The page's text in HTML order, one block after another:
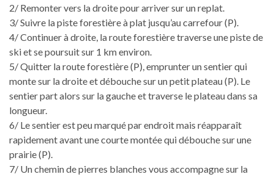
2/ Remonter vers la droite pour arriver sur un replat.
3/ Suivre la piste forestière à plat jusqu’au carrefour (P).
4/ Continuer à droite, la route forestière traverse une piste de
ski et se poursuit sur 1 km environ.
5/ Quitter la route forestière (P), emprunter un sentier qui
monte sur la droite et débouche sur un petit plateau (P). Le
sentier part alors sur la gauche et traverse le plateau dans sa
longueur.
6/ Le sentier est peu marqué par endroit mais réapparaît
rapidement avant une courte montée qui débouche sur une
prairie (P).
7/ Un chemin de pierres blanches vous accompagne sur la